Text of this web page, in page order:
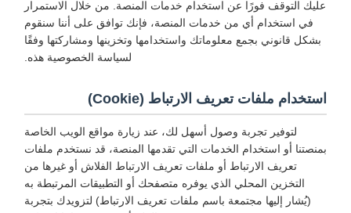
عليك التوقف فورًا عن استخدام خدمات المنصة. من خلال الاستمرار
في استخدام أي من خدمات المنصة، فإنك توافق على أننا سنقوم
بشكل قانوني بجمع معلوماتك واستخدامها وتخزينها ومشاركتها وفقًا
لسياسة الخصوصية هذه.
استخدام ملفات تعريف الارتباط (Cookie)
لتوفير تجربة وصول أسهل لك، عند زيارة مواقع الويب الخاصة
بمنصتنا أو استخدام الخدمات التي تقدمها المنصة، قد نستخدم ملفات
تعريف الارتباط أو ملفات تعريف الارتباط الفلاش أو غيرها من
التخزين المحلي الذي يوفره متصفحك أو التطبيقات المرتبطة به
(يُشار إليها مجتمعة باسم ملفات تعريف الارتباط) لتزويدك بتجربة